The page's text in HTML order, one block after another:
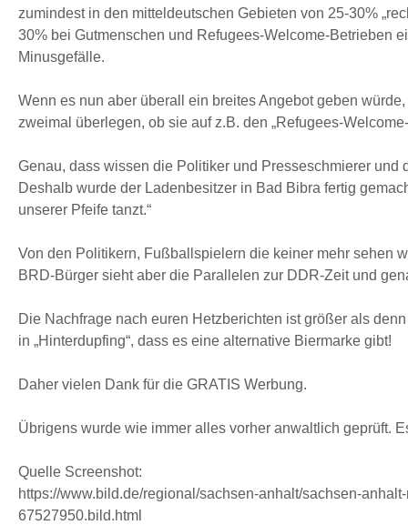
zumindest in den mitteldeutschen Gebieten von 25-30%
30% bei Gutmenschen und Refugees-Welcome-Betrieben
Minusgefälle.
Wenn es nun aber überall ein breites Angebot geben
zweimal überlegen, ob sie auf z.B. den „Refugees-
Genau, dass wissen die Politiker und Presseschmierer
Deshalb wurde der Ladenbesitzer in Bad Bibra fertig
unserer Pfeife tanzt.“
Von den Politikern, Fußballspielern die keiner mehr sehen
BRD-Bürger sieht aber die Parallelen zur DDR-Zeit und
Die Nachfrage nach euren Hetzberichten ist größer als
in „Hinterdupfing“, dass es eine alternative Biermarke gibt!
Daher vielen Dank für die GRATIS Werbung.
Übrigens wurde wie immer alles vorher anwaltlich geprüft.
Quelle Screenshot:
https://www.bild.de/regional/sachsen-anhalt/sachsen-
67527950.bild.html